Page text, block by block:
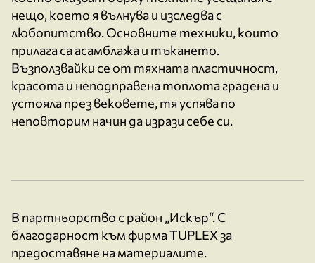
нещо, което я вълнува и изследва с
любопитство. Основните техники, които
прилага са асамблажа и тъкането.
Възползвайки се от тяхната пластичност,
красота и неподправена топлота градена и
устояла през вековете, тя успява по
неповторим начин да изрази себе си.
В партньорство с район „Искър“. С
благодарност към фирма TUPLEX за
предоставяне на материалите.